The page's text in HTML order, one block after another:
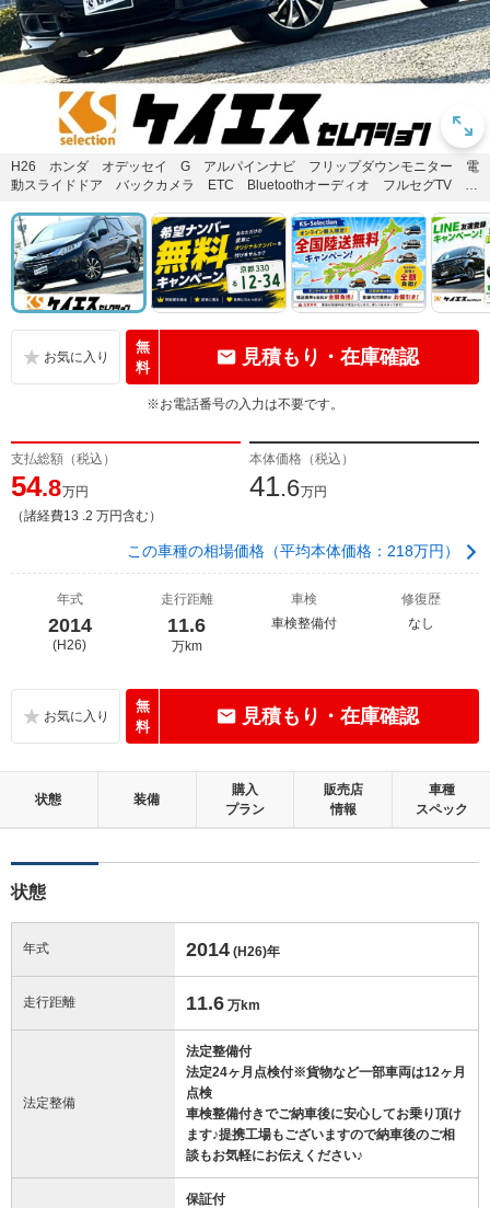
H26 ホンダ オデッセイ G アルパインナビ フリップダウンモニター 電
動スライドドア バックカメラ ETC Bluetoothオーディオ フルセグTV ク
無
料
見積もり・在庫確認
※お電話番号の入力は不要です。
支払総額（税込）
54.8万円
（諸経費13 .2 万円含む）
本体価格（税込）
41.6万円
この車種の相場価格（平均本体価格：218万円）
年式
2014
(H26)
走行距離
11.6
万km
車検
車検整備付
修復歴
なし
無
料
見積もり・在庫確認
状態 装備
購入
プラン
販売店
情報
車種
スペック
状態
年式 2014 (H26)年
走行距離 11.6 万km
法定整備
法定整備付
法定24ヶ月点検付※貨物など一部車両は12ヶ月
点検
車検整備付きでご納車後に安心してお乗り頂け
ます♪提携工場もございますので納車後のご相
談もお気軽にお伝えください♪
保証付